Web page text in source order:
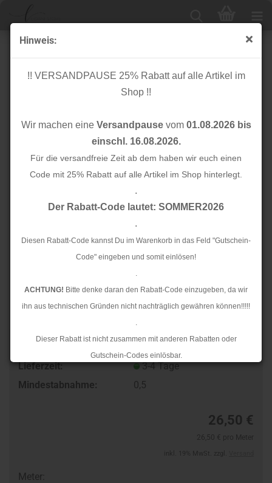
Hinweis:
!! VERSANDPAUSE 25% Rabatt auf alle Artikel im
Shop !!
Wir machen eine Versandpausevom 01.08.2026 bis
einschl. 16.08.2026.
Für die versandfreie Zeit ab dem haben wir euch einen
Code mit 25% Rabatt auf alle Artikel im Shop hinterlegt.
.
Der Rabatt-Code lautet: SOMMER2026
.
Diesen Rabatt-Code kannst Du im Warenkorb in das Feld "Gutschein-
Code" eingeben und somit einlösen!
.
ACHTUNG! Bitte denke daran den Rabatt-Code einzugeben, da wir
ihn aus technischen Gründen nicht nachträglich gewähren können!!!!!
.
Dieser Rabatt ist nicht zusammen mit anderen Rabatten oder
Gutschein-Codes einlösbar.
.
Ab dem 17.08.2026 versenden wir wieder wie gewohnt. Aufgrund des
Bio Jacquard - Double Dots - puder/verdino/blue navy -
Weekender - Hamburger Liebe - Albstoffe
Lieferzeit:
3-4 Tage
Mindestabnahme:
0,5
26,50 €
Meter: